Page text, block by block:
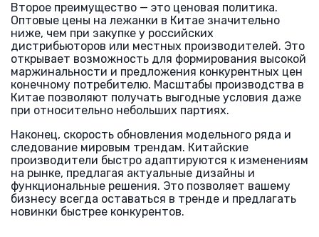
Второе преимущество — это ценовая политика.
Оптовые цены на лежанки в Китае значительно
ниже, чем при закупке у российских
дистрибьюторов или местных производителей. Это
открывает возможность для формирования высокой
маржинальности и предложения конкурентных цен
конечному потребителю. Масштабы производства в
Китае позволяют получать выгодные условия даже
при относительно небольших партиях.
Наконец, скорость обновления модельного ряда и
следование мировым трендам. Китайские
производители быстро адаптируются к изменениям
на рынке, предлагая актуальные дизайны и
функциональные решения. Это позволяет вашему
бизнесу всегда оставаться в тренде и предлагать
новинки быстрее конкурентов.